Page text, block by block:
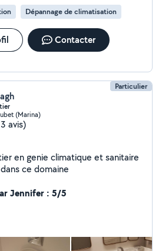
Dépannage de climatisation
Contacter
Particulier
(Marina)
avis)
en genie climatique et sanitaire
ce domaine
Jennifer : 5/5